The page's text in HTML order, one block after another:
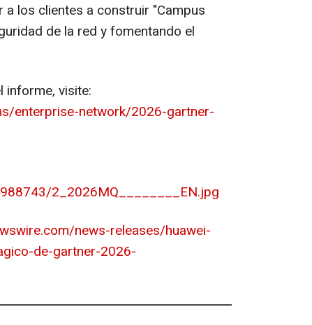
los clientes a construir "Campus
de la red y fomentando el
informe, visite:
enterprise-network/2026-gartner-
2_2026MQ________EN.jpg
news-releases/huawei-
de-gartner-2026-